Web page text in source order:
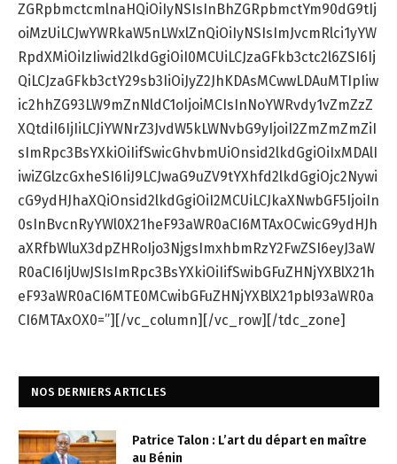
ZGRpbmctcmlnaHQiOiIyNSIsInBhZGRpbmctYm90dG9tIj
oiMzUiLCJwYWRkaW5nLWxlZnQiOiIyNSIsImJvcmRlci1yYW
RpdXMiOiIzIiwid2lkdGgiOiI0MCUiLCJzaGFkb3ctc2l6ZSI6Ij
QiLCJzaGFkb3ctY29sb3IiOiJyZ2JhKDAsMCwwLDAuMTIpIiw
ic2hhZG93LW9mZnNldC1oIjoiMCIsInNoYWRvdy1vZmZzZ
XQtdiI6IjIiLCJiYWNrZ3JvdW5kLWNvbG9yIjoiI2ZmZmZmZiI
sImRpc3BsYXkiOiIifSwicGhvbmUiOnsid2lkdGgiOiIxMDAlI
iwiZGlzcGxheSI6IiJ9LCJwaG9uZV9tYXhfd2lkdGgiOjc2Nywi
cG9ydHJhaXQiOnsid2lkdGgiOiI2MCUiLCJkaXNwbGF5IjoiIn
0sInBvcnRyYWl0X21heF93aWR0aCI6MTAxOCwicG9ydHJh
aXRfbWluX3dpZHRoIjo3NjgsImxhbmRzY2FwZSI6eyJ3aW
R0aCI6IjUwJSIsImRpc3BsYXkiOiIifSwibGFuZHNjYXBlX21h
eF93aWR0aCI6MTE0MCwibGFuZHNjYXBlX21pbl93aWR0a
CI6MTAxOX0=”][/vc_column][/vc_row][/tdc_zone]
NOS DERNIERS ARTICLES
Patrice Talon : L’art du départ en maître
au Bénin